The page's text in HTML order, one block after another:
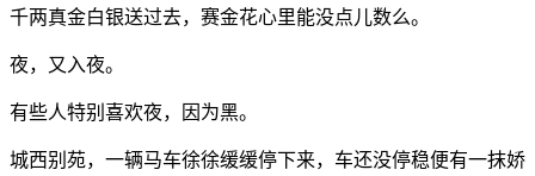
千两真金白银送过去，赛金花心里能没点儿数么。
夜，又入夜。
有些人特别喜欢夜，因为黑。
城西别苑，一辆马车徐徐缓缓停下来，车还没停稳便有一抹娇